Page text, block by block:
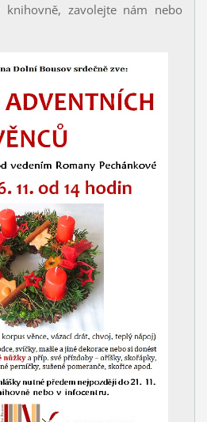
knihovně, zavolejte nám nebo